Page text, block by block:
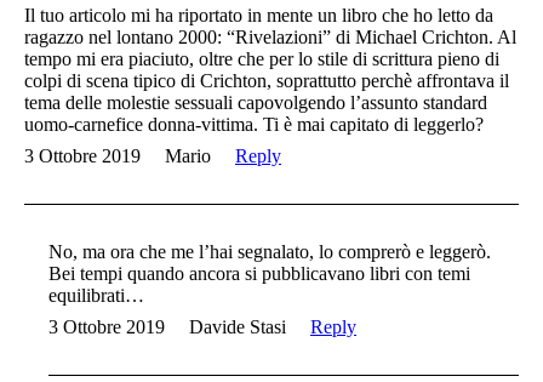
Il tuo articolo mi ha riportato in mente un libro che ho letto da
ragazzo nel lontano 2000: “Rivelazioni” di Michael Crichton. Al
tempo mi era piaciuto, oltre che per lo stile di scrittura pieno di
colpi di scena tipico di Crichton, soprattutto perchè affrontava il
tema delle molestie sessuali capovolgendo l’assunto standard
uomo-carnefice donna-vittima. Ti è mai capitato di leggerlo?
3 Ottobre 2019
Mario Reply
No, ma ora che me l’hai segnalato, lo comprerò e leggerò.
Bei tempi quando ancora si pubblicavano libri con temi
equilibrati…
3 Ottobre 2019
Davide Stasi Reply